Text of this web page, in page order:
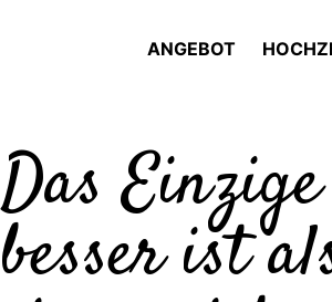
ANGEBOT
Das
besser ist